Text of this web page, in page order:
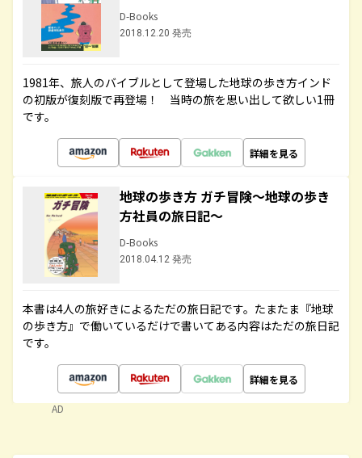
D-Books
2018.12.20 発売
1981年、旅人のバイブルとして登場した地球の歩き方インド
の初版が復刻版で再登場！ 当時の旅を思い出して欲しい1冊
です。
詳細を見る
地球の歩き方 ガチ冒険～地球の歩き
方社員の旅日記～
D-Books
2018.04.12 発売
本書は4人の旅好きによるただの旅日記です。たまたま『地球
の歩き方』で働いているだけで書いてある内容はただの旅日記
です。
詳細を見る
AD